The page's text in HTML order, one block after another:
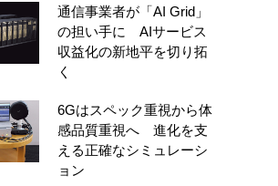
通信事業者が「AI Grid」
の担い手に AIサービス
収益化の新地平を切り拓
く
6Gはスペック重視から体
感品質重視へ 進化を支
える正確なシミュレーシ
ョン